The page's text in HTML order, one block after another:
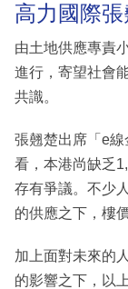
高力國際
由土地供應專責
進行，寄望社會
共識。
張翹楚出席「e
看，本港尚缺乏
存有爭議。不少
的供應之下，樓
加上面對未來的
的影響之下，以